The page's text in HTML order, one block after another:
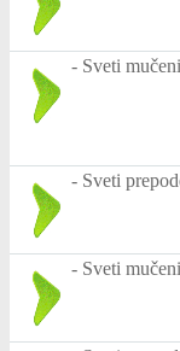
- Sveti
- Sveti
- Sveti